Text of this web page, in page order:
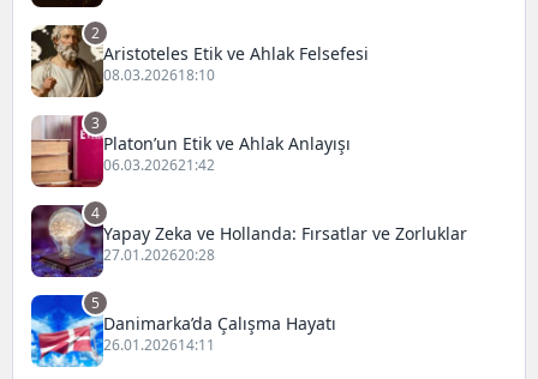
2
Aristoteles Etik ve Ahlak Felsefesi
08.03.202618:10
3
Platon’un Etik ve Ahlak Anlayışı
06.03.202621:42
4
Yapay Zeka ve Hollanda: Fırsatlar ve Zorluklar
27.01.202620:28
5
Danimarka’da Çalışma Hayatı
26.01.202614:11